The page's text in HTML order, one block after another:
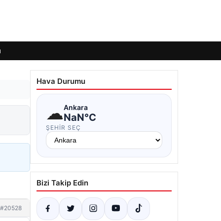
#20528
Hava Durumu
☁Ankara
NaN°C
ŞEHIR SEÇ
Bizi Takip Edin